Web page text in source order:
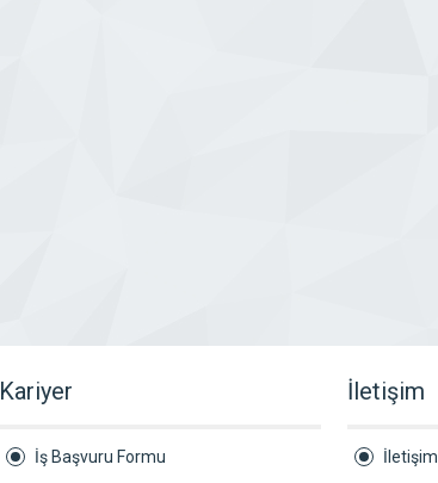
Kariyer
İş Başvuru Formu
İletişim
İletişim